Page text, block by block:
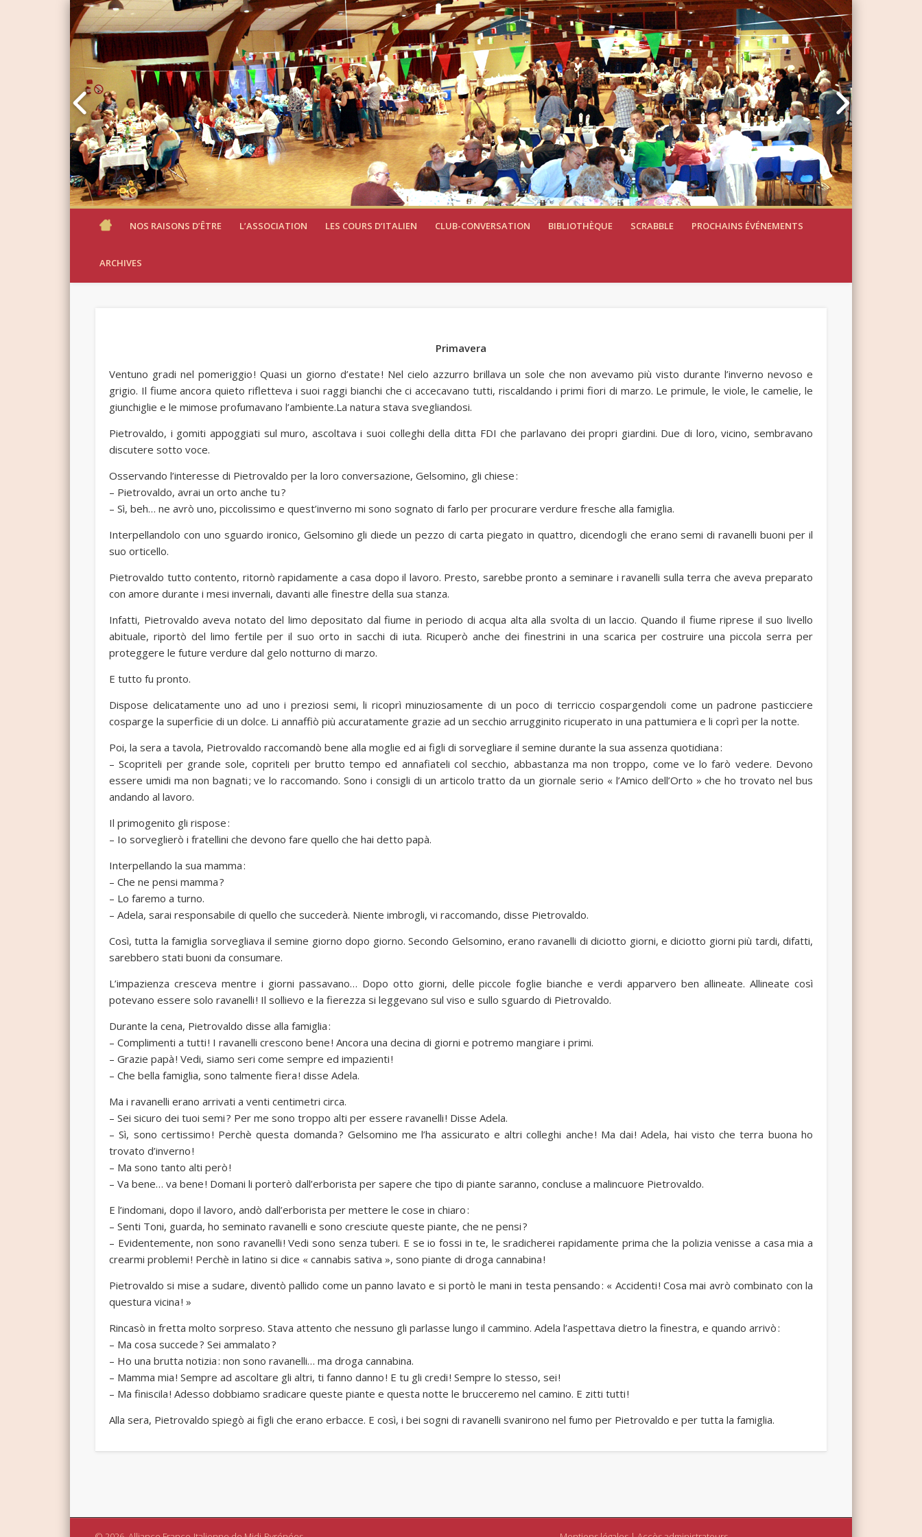
NOS RAISONS D’ÊTRE L’ASSOCIATION LES COURS D’ITALIEN CLUB-CONVERSATION BIBLIOTHÈQUE SCRABBLE PROCHAINS ÉVÉNEMENTS
ARCHIVES
Primavera
Ventuno gradi nel pomeriggio ! Quasi un giorno d’estate ! Nel cielo azzurro brillava un sole che non avevamo più visto durante l’inverno nevoso e
grigio. Il fiume ancora quieto rifletteva i suoi raggi bianchi che ci accecavano tutti, riscaldando i primi fiori di marzo. Le primule, le viole, le camelie, le
giunchiglie e le mimose profumavano l’ambiente.La natura stava svegliandosi.
Pietrovaldo, i gomiti appoggiati sul muro, ascoltava i suoi colleghi della ditta FDI che parlavano dei propri giardini. Due di loro, vicino, sembravano
discutere sotto voce.
Osservando l’interesse di Pietrovaldo per la loro conversazione, Gelsomino, gli chiese :
– Pietrovaldo, avrai un orto anche tu ?
– Sì, beh… ne avrò uno, piccolissimo e quest’inverno mi sono sognato di farlo per procurare verdure fresche alla famiglia.
Interpellandolo con uno sguardo ironico, Gelsomino gli diede un pezzo di carta piegato in quattro, dicendogli che erano semi di ravanelli buoni per il
suo orticello.
Pietrovaldo tutto contento, ritornò rapidamente a casa dopo il lavoro. Presto, sarebbe pronto a seminare i ravanelli sulla terra che aveva preparato
con amore durante i mesi invernali, davanti alle finestre della sua stanza.
Infatti, Pietrovaldo aveva notato del limo depositato dal fiume in periodo di acqua alta alla svolta di un laccio. Quando il fiume riprese il suo livello
abituale, riportò del limo fertile per il suo orto in sacchi di iuta. Ricuperò anche dei finestrini in una scarica per costruire una piccola serra per
proteggere le future verdure dal gelo notturno di marzo.
E tutto fu pronto.
Dispose delicatamente uno ad uno i preziosi semi, li ricoprì minuziosamente di un poco di terriccio cospargendoli come un padrone pasticciere
cosparge la superficie di un dolce. Li annaffiò più accuratamente grazie ad un secchio arrugginito ricuperato in una pattumiera e li coprì per la notte.
Poi, la sera a tavola, Pietrovaldo raccomandò bene alla moglie ed ai figli di sorvegliare il semine durante la sua assenza quotidiana :
– Scopriteli per grande sole, copriteli per brutto tempo ed annafiateli col secchio, abbastanza ma non troppo, come ve lo farò vedere. Devono
essere umidi ma non bagnati ; ve lo raccomando. Sono i consigli di un articolo tratto da un giornale serio « l’Amico dell’Orto » che ho trovato nel bus
andando al lavoro.
Il primogenito gli rispose :
– Io sorveglierò i fratellini che devono fare quello che hai detto papà.
Interpellando la sua mamma :
– Che ne pensi mamma ?
– Lo faremo a turno.
– Adela, sarai responsabile di quello che succederà. Niente imbrogli, vi raccomando, disse Pietrovaldo.
Così, tutta la famiglia sorvegliava il semine giorno dopo giorno. Secondo Gelsomino, erano ravanelli di diciotto giorni, e diciotto giorni più tardi, difatti,
sarebbero stati buoni da consumare.
L’impazienza cresceva mentre i giorni passavano… Dopo otto giorni, delle piccole foglie bianche e verdi apparvero ben allineate. Allineate così
potevano essere solo ravanelli ! Il sollievo e la fierezza si leggevano sul viso e sullo sguardo di Pietrovaldo.
Durante la cena, Pietrovaldo disse alla famiglia :
– Complimenti a tutti ! I ravanelli crescono bene ! Ancora una decina di giorni e potremo mangiare i primi.
– Grazie papà ! Vedi, siamo seri come sempre ed impazienti !
– Che bella famiglia, sono talmente fiera ! disse Adela.
Ma i ravanelli erano arrivati a venti centimetri circa.
– Sei sicuro dei tuoi semi ? Per me sono troppo alti per essere ravanelli ! Disse Adela.
– Sì, sono certissimo ! Perchè questa domanda ? Gelsomino me l’ha assicurato e altri colleghi anche ! Ma dai ! Adela, hai visto che terra buona ho
trovato d’inverno !
– Ma sono tanto alti però !
– Va bene… va bene ! Domani li porterò dall’erborista per sapere che tipo di piante saranno, concluse a malincuore Pietrovaldo.
E l’indomani, dopo il lavoro, andò dall’erborista per mettere le cose in chiaro :
– Senti Toni, guarda, ho seminato ravanelli e sono cresciute queste piante, che ne pensi ?
– Evidentemente, non sono ravanelli ! Vedi sono senza tuberi. E se io fossi in te, le sradicherei rapidamente prima che la polizia venisse a casa mia a
crearmi problemi ! Perchè in latino si dice « cannabis sativa », sono piante di droga cannabina !
Pietrovaldo si mise a sudare, diventò pallido come un panno lavato e si portò le mani in testa pensando : « Accidenti ! Cosa mai avrò combinato con la
questura vicina ! »
Rincasò in fretta molto sorpreso. Stava attento che nessuno gli parlasse lungo il cammino. Adela l’aspettava dietro la finestra, e quando arrivò :
– Ma cosa succede ? Sei ammalato ?
– Ho una brutta notizia : non sono ravanelli… ma droga cannabina.
– Mamma mia ! Sempre ad ascoltare gli altri, ti fanno danno ! E tu gli credi ! Sempre lo stesso, sei !
– Ma finiscila ! Adesso dobbiamo sradicare queste piante e questa notte le brucceremo nel camino. E zitti tutti !
Alla sera, Pietrovaldo spiegò ai figli che erano erbacce. E così, i bei sogni di ravanelli svanirono nel fumo per Pietrovaldo e per tutta la famiglia.